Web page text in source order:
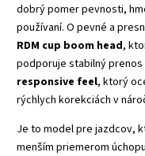
dobrý pomer pevnosti,
používaní. O pevné a
RDM cup boom head,
podporuje stabilný
responsive feel, ktorý
rýchlych korekciách v
Je to model pre jazdcov,
menším priemerom